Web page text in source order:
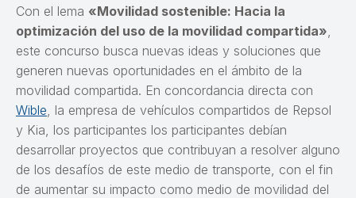
Con el lema «Movilidad sostenible: Hacia la
optimización del uso de la movilidad compartida»,
este concurso busca nuevas ideas y soluciones que
generen nuevas oportunidades en el ámbito de la
movilidad compartida. En concordancia directa con
Wible, la empresa de vehículos compartidos de Repsol
y Kia, los participantes los participantes debían
desarrollar proyectos que contribuyan a resolver alguno
de los desafíos de este medio de transporte, con el fin
de aumentar su impacto como medio de movilidad del